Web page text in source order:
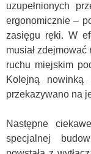
uzupełnionych
ergonomicznie –
zasięgu ręki. W
musiał
ruchu miejskim
Kolejną
przekazywano na
Następne
specjalnej